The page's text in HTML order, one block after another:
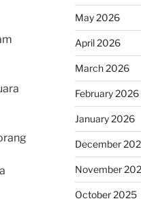
May 2026
April 2026
March 2026
February 2026
January 2026
December
November
October 2025